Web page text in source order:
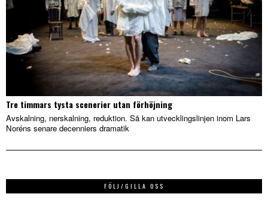
Tre timmars tysta scenerier utan förhöjning
Avskalning, nerskalning, reduktion. Så kan utvecklingslinjen inom Lars
Noréns senare decenniers dramatik
FÖLJ/GILLA OSS